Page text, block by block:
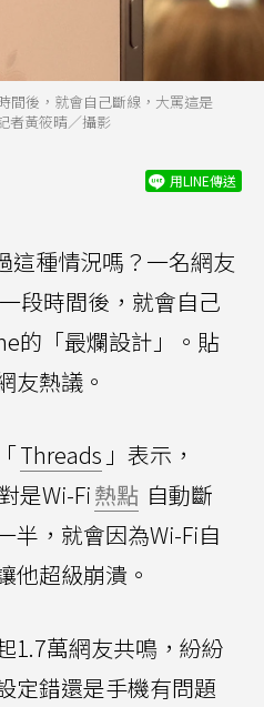
間後，就會自己斷線，大罵這是
者黃筱晴／攝影
用LINE傳送
這種情況嗎？一名網友
段時間後，就會自己
的「最爛設計」。貼
友熱議。
Threads 」表示，
是Wi-Fi熱點 自動斷
半，就會因為Wi-Fi自
他超級崩潰。
1.7萬網友共鳴，紛紛
定錯還是手機有問題